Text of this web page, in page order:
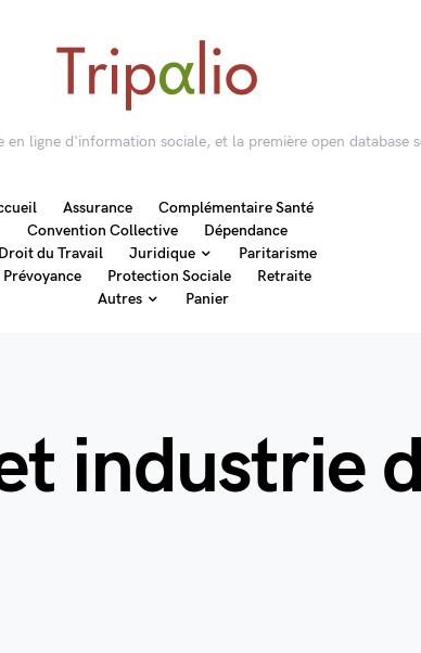
en ligne d'information sociale, et la première open database
Assurance
Complémentaire Santé
Convention Collective
Dépendance
Droit du Travail
Juridique
Paritarisme
Prévoyance
Protection Sociale
Retraite
Autres
Panier
industrie